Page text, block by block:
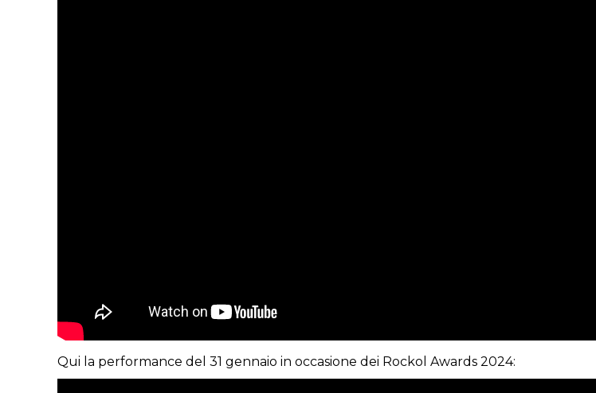
Qui la performance del 31 gennaio in occasione dei Rockol Awards 2024: